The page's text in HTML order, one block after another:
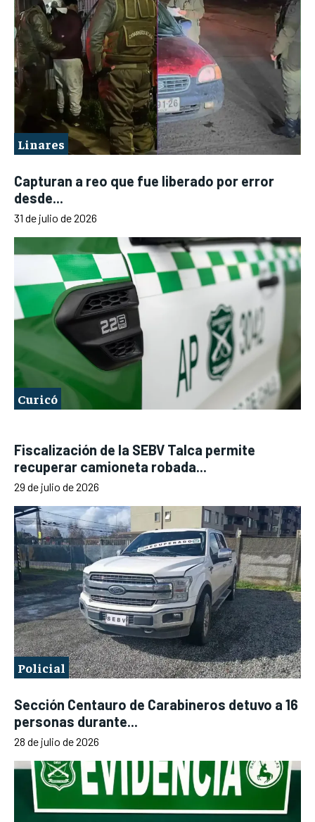
Linares
Capturan a reo que fue liberado por error
desde...
31 de julio de 2026
Curicó
Fiscalización de la SEBV Talca permite
recuperar camioneta robada...
29 de julio de 2026
Policial
Sección Centauro de Carabineros detuvo a 16
personas durante...
28 de julio de 2026